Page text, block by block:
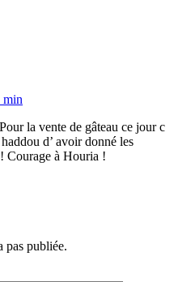
min
la vente de gâteau ce jour c
d’ avoir donné les
Courage à Houria !
pas publiée.